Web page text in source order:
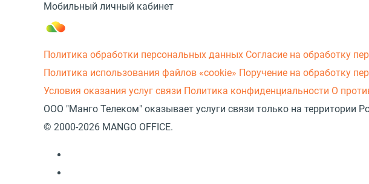
Мобильный личный кабинет
Политика обработки персональных данных Согласие на обработку
Политика использования файлов «cookie» Поручение на обработку
Условия оказания услуг связи Политика конфиденциальности О
ООО "Манго Телеком" оказывает услуги связи только на территории
© 2000-2026 MANGO OFFICE.